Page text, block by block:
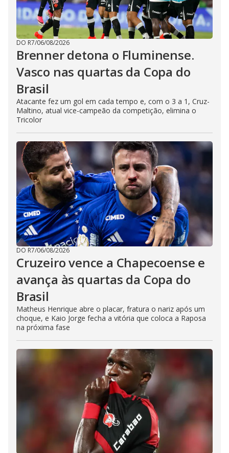
DO R7/06/08/2026
Brenner detona o Fluminense.
Vasco nas quartas da Copa do
Brasil
Atacante fez um gol em cada tempo e, com o 3 a 1, Cruz-
Maltino, atual vice-campeão da competição, elimina o
Tricolor
DO R7/06/08/2026
Cruzeiro vence a Chapecoense e
avança às quartas da Copa do
Brasil
Matheus Henrique abre o placar, fratura o nariz após um
choque, e Kaio Jorge fecha a vitória que coloca a Raposa
na próxima fase